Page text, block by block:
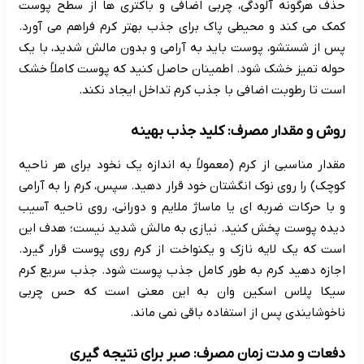
حذف هرگونه آلودگی، چربی اضافی و باکتری ها از سطح پوست
کمک می کند و محیطی پاک برای جذب بهتر کرم فراهم می آورد.
پس از شستشو، پوست باید به آرامی و بدون مالش شدید، با یک
حوله تمیز خشک شود. اطمینان حاصل کنید که پوست کاملاً خشک
است تا رطوبت اضافی با جذب کرم تداخل ایجاد نکند.
روش و مقدار مصرف: کلید جذب بهینه
مقدار مناسبی از کرم (معمولاً به اندازه یک نخود برای هر ناحیه
کوچک) را روی نوک انگشتان خود قرار دهید. سپس، کرم را به آرامی
و با حرکات ضربه ای یا ماساژ ملایم و دورانی، روی ناحیه آسیب
دیده پوست پخش کنید. نیازی به مالش شدید نیست؛ هدف این
است که یک لایه نازک و یکنواخت از کرم روی پوست قرار گیرد.
اجازه دهید کرم به طور کامل جذب پوست شود. جذب سریع کرم
سیکا پلاس اسکین وان به این معنی است که حس چربی
ناخوشایندی پس از استفاده باقی نمی ماند.
دفعات و مدت زمان مصرف: صبر برای نتیجه گیری